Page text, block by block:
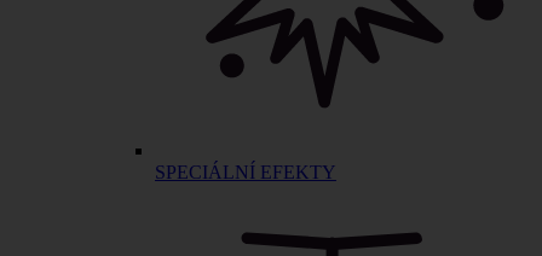
SPECIÁLNÍ EFEKTY